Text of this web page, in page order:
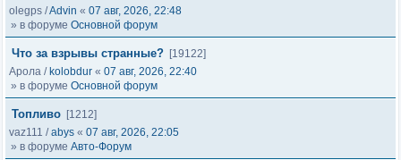
olegps /Advin « 07 авг, 2026, 22:48
» в форуме Основной форум
Что за взрывы странные? [19122]
Арола / kolobdur « 07 авг, 2026, 22:40
» в форуме Основной форум
Топливо [1212]
vaz111 /abys « 07 авг, 2026, 22:05
» в форуме Авто-Форум